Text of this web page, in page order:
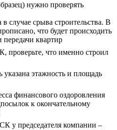
нужно проверять
случае срыва строительства. В
что будет происходить
передачи квартир
проверьте, что именно строил
этажность и площадь
финансового оздоровления
к окончательному
у председателя компании –